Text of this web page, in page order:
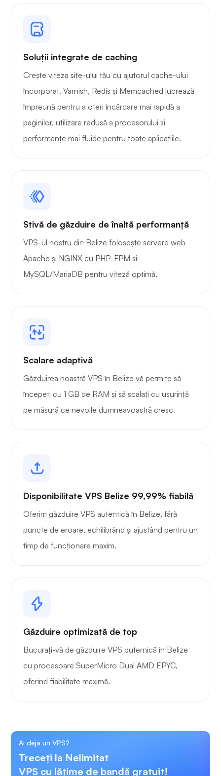
Soluții integrate de caching
Crește viteza site-ului tău cu ajutorul cache-ului
încorporat. Varnish, Redis și Memcached lucrează
împreună pentru a oferi încărcare mai rapidă a
paginilor, utilizare redusă a procesorului și
performanțe mai fluide pentru toate aplicațiile.
Stivă de găzduire de înaltă performanță
VPS-ul nostru din Belize folosește servere web
Apache și NGINX cu PHP-FPM și
MySQL/MariaDB pentru viteză optimă.
Scalare adaptivă
Găzduirea noastră VPS în Belize vă permite să
începeți cu 1 GB de RAM și să scalați cu ușurință
pe măsură ce nevoile dumneavoastră cresc.
Disponibilitate VPS Belize 99,99% fiabilă
Oferim găzduire VPS autentică în Belize, fără
puncte de eroare, echilibrând și ajustând pentru un
timp de funcționare maxim.
Găzduire optimizată de top
Bucurați-vă de găzduire VPS puternică în Belize
cu procesoare SuperMicro Dual AMD EPYC,
oferind fiabilitate maximă.
Ai deja un VPS?
Treceți la Nelimitat
VPS cu lățime de bandă gratuit!